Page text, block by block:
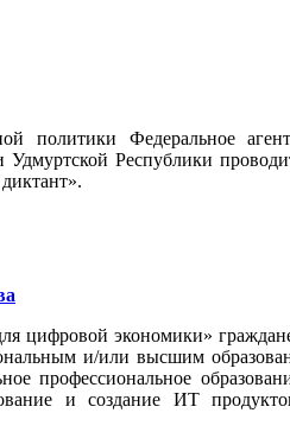
политики Федеральное
Удмуртской Республики
цифровой экономики»
и/или высшим
профессиональное
и создание ИТ